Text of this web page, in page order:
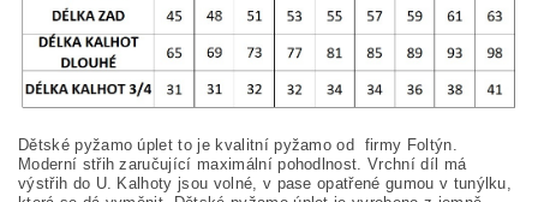
Dětské pyžamo úplet to je kvalitní pyžamo od firmy Foltýn.
Moderní střih zaručující maximální pohodlnost. Vrchní díl má
výstřih do U. Kalhoty jsou volné, v pase opatřené gumou v tunýlku,